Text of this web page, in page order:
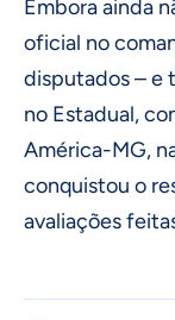
Embora ainda
oficial no
disputados – e
no Estadual,
América-MG,
conquistou o
avaliações